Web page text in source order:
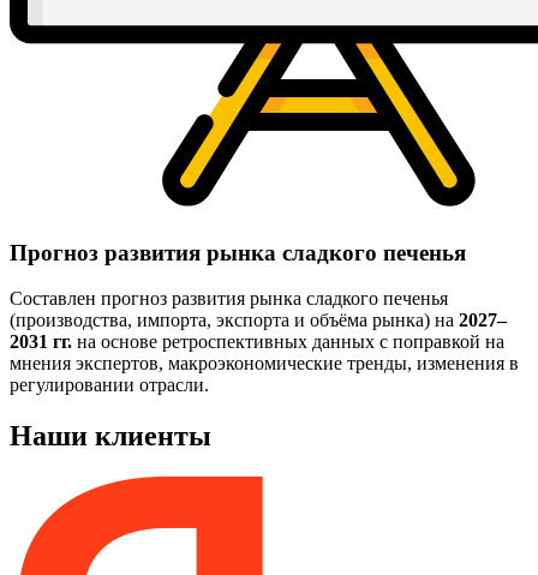
Прогноз развития рынка сладкого печенья
Составлен прогноз развития рынка сладкого печенья
(производства, импорта, экспорта и объёма рынка) на 2027–
2031 гг. на основе ретроспективных данных с поправкой на
мнения экспертов, макроэкономические тренды, изменения в
регулировании отрасли.
Наши клиенты